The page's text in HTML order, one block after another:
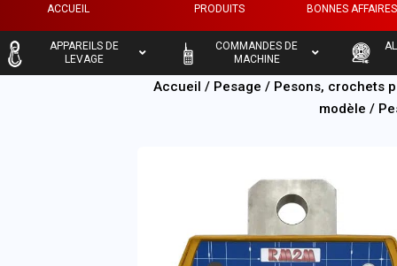
ACCUEIL
– PRODUITS
– BONNES AFFAIRES
–
APPAREILS DE
LEVAGE
COMMANDES DE
MACHINE
Accueil / Pesage / Pesons, crochets
modèle /